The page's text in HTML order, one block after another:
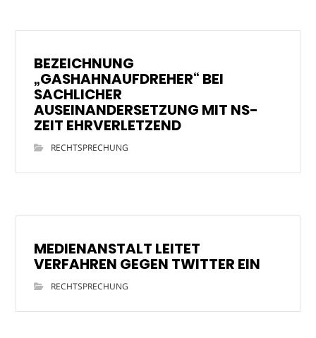
BEZEICHNUNG
„GASHAHNAUFDREHER“ BEI
SACHLICHER
AUSEINANDERSETZUNG MIT NS-
ZEIT EHRVERLETZEND
RECHTSPRECHUNG
MEDIENANSTALT LEITET
VERFAHREN GEGEN TWITTER EIN
RECHTSPRECHUNG